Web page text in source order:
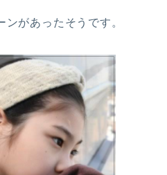
があったそうです。